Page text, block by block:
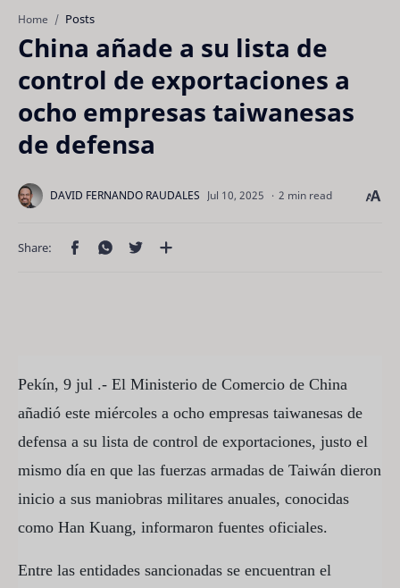
Home Posts
China añade a su lista de
control de exportaciones a
ocho empresas taiwanesas
de defensa
2 min read
Pekín, 9 jul .- El Ministerio de Comercio de China
añadió este miércoles a ocho empresas taiwanesas de
defensa a su lista de control de exportaciones, justo el
mismo día en que las fuerzas armadas de Taiwán dieron
inicio a sus maniobras militares anuales, conocidas
como Han Kuang, informaron fuentes oficiales.
Entre las entidades sancionadas se encuentran el